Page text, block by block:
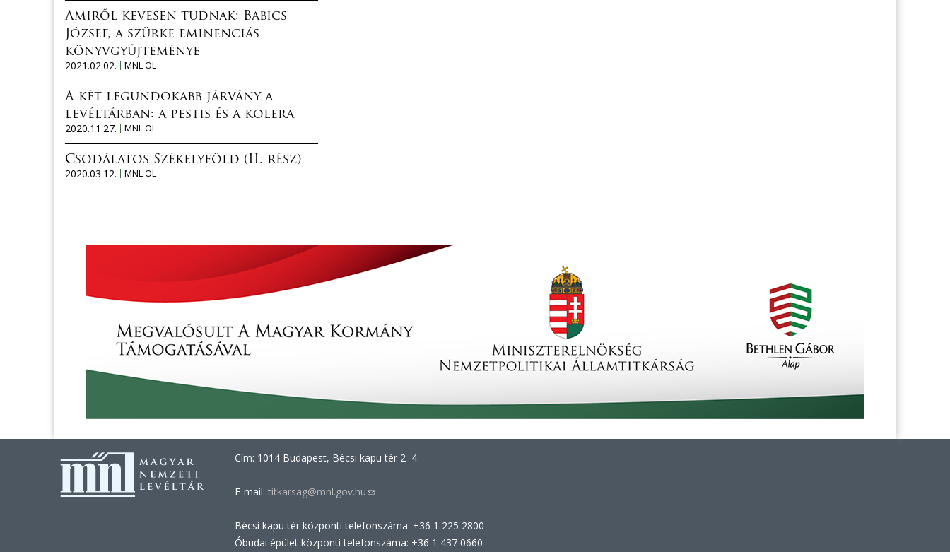
Amiről kevesen tudnak: Babics
József, a szürke eminenciás
könyvgyűjteménye
2021.02.02.
MNL OL
A két legundokabb járvány a
levéltárban: a pestis és a kolera
2020.11.27.
MNL OL
Csodálatos Székelyföld (II. rész)
2020.03.12.
MNL OL
Cím: 1014 Budapest, Bécsi kapu tér 2–4.
E-mail: titkarsag@mnl.gov.hu(link
e-
mail)
Bécsi kapu tér központi telefonszáma: +36 1 225 2800
Óbudai épület központi telefonszáma: +36 1 437 0660